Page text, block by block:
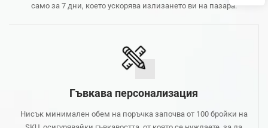
само за 7 дни, което ускорява излизането ви на пазара.
Гъвкава персонализация
Нисък минимален обем на поръчка започва от 100 бройки на